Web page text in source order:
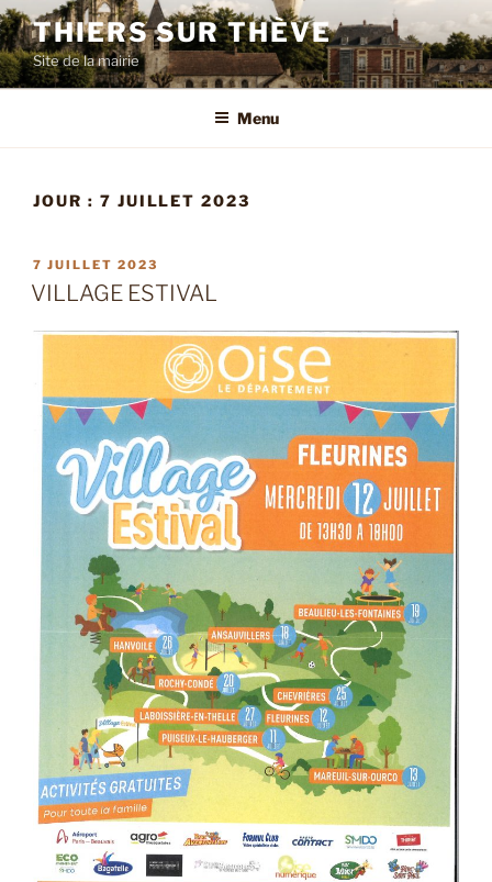
Aller
au
contenu
principal
THIERS SUR THÈVE
Site de la mairie
Menu
JOUR : 7 JUILLET 2023
PUBLIÉ
LE
7 JUILLET 2023
VILLAGE ESTIVAL